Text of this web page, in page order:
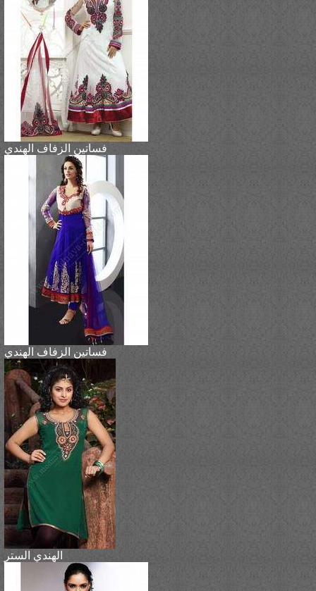
فساتين الزفاف الهندي
فساتين الزفاف الهندي
الهندي الستر